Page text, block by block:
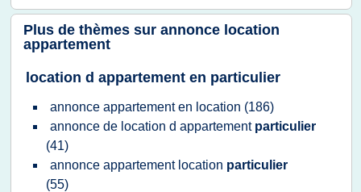
Plus de thèmes sur annonce location
appartement
location d appartement en particulier
annonce appartementen location (186)
annonce de location d appartement particulier
(41)
annonce appartement location particulier
(55)